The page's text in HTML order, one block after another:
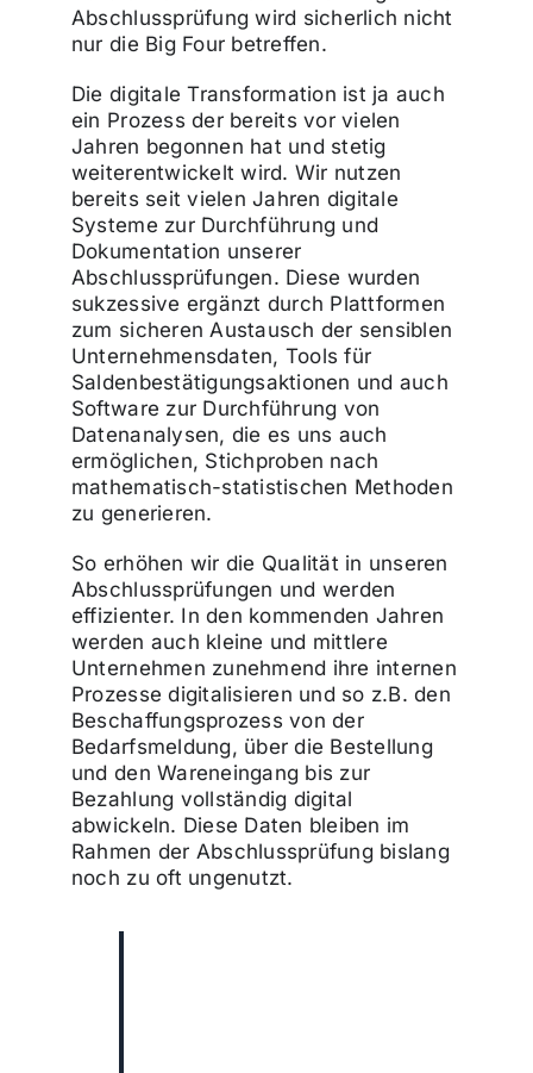
Abschlussprüfung wird sicherlich nicht
nur die Big Four betreffen.
Die digitale Transformation ist ja auch
ein Prozess der bereits vor vielen
Jahren begonnen hat und stetig
weiterentwickelt wird. Wir nutzen
bereits seit vielen Jahren digitale
Systeme zur Durchführung und
Dokumentation unserer
Abschlussprüfungen. Diese wurden
sukzessive ergänzt durch Plattformen
zum sicheren Austausch der sensiblen
Unternehmensdaten, Tools für
Saldenbestätigungsaktionen und auch
Software zur Durchführung von
Datenanalysen, die es uns auch
ermöglichen, Stichproben nach
mathematisch-statistischen Methoden
zu generieren.
So erhöhen wir die Qualität in unseren
Abschlussprüfungen und werden
effizienter. In den kommenden Jahren
werden auch kleine und mittlere
Unternehmen zunehmend ihre internen
Prozesse digitalisieren und so z.B. den
Beschaffungsprozess von der
Bedarfsmeldung, über die Bestellung
und den Wareneingang bis zur
Bezahlung vollständig digital
abwickeln. Diese Daten bleiben im
Rahmen der Abschlussprüfung bislang
noch zu oft ungenutzt.